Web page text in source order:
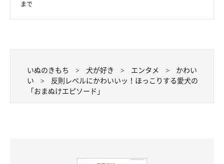
まで
いぬのきもち 犬が好き エンタメ
かわい
い
反則レベルにかわいいッ！ほっこりする愛犬の
「おまぬけエピソード」